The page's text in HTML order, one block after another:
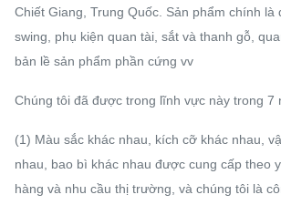
Chiết Giang, Trung Quốc. Sản phẩm chính là
swing, phụ kiện quan tài, sắt và thanh gỗ,
bản lề sản phẩm phần cứng vv
Chúng tôi đã được trong lĩnh vực này trong 7
(1) Màu sắc khác nhau, kích cỡ khác nhau,
nhau, bao bì khác nhau được cung cấp theo
hàng và nhu cầu thị trường, và chúng tôi là